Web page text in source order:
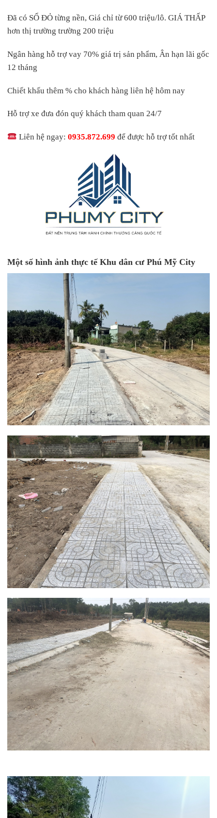
Đã có SỔ ĐỎ từng nền, Giá chỉ từ 600 triệu/lô. GIÁ THẤP
hơn thị trường trường 200 triệu
Ngân hàng hỗ trợ vay 70% giá trị sản phẩm, Ân hạn lãi gốc
12 tháng
Chiết khấu thêm % cho khách hàng liên hệ hôm nay
Hỗ trợ xe đưa đón quý khách tham quan 24/7
Liên hệ ngay: 0935.872.699 để được hỗ trợ tốt nhất
Một số hình ảnh thực tế Khu dân cư Phú Mỹ City